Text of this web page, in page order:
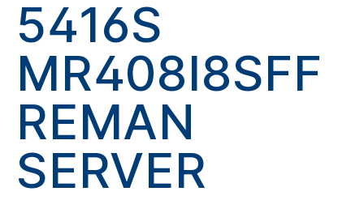
5416S
MR408I8SFF
REMAN
SERVER